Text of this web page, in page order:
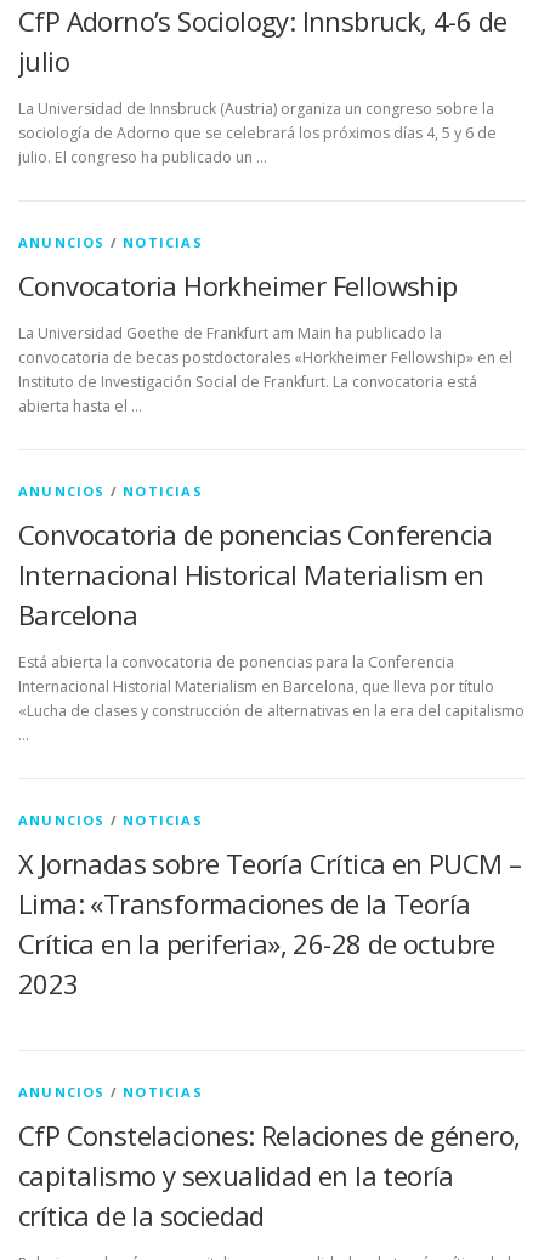
CfP Adorno’s Sociology: Innsbruck, 4-6 de
julio
La Universidad de Innsbruck (Austria) organiza un congreso sobre la
sociología de Adorno que se celebrará los próximos días 4, 5 y 6 de
julio. El congreso ha publicado un …
ANUNCIOS / NOTICIAS
Convocatoria Horkheimer Fellowship
La Universidad Goethe de Frankfurt am Main ha publicado la
convocatoria de becas postdoctorales «Horkheimer Fellowship» en el
Instituto de Investigación Social de Frankfurt. La convocatoria está
abierta hasta el …
ANUNCIOS / NOTICIAS
Convocatoria de ponencias Conferencia
Internacional Historical Materialism en
Barcelona
Está abierta la convocatoria de ponencias para la Conferencia
Internacional Historial Materialism en Barcelona, que lleva por título
«Lucha de clases y construcción de alternativas en la era del capitalismo
…
ANUNCIOS / NOTICIAS
X Jornadas sobre Teoría Crítica en PUCM –
Lima: «Transformaciones de la Teoría
Crítica en la periferia», 26-28 de octubre
2023
ANUNCIOS / NOTICIAS
CfP Constelaciones: Relaciones de género,
capitalismo y sexualidad en la teoría
crítica de la sociedad